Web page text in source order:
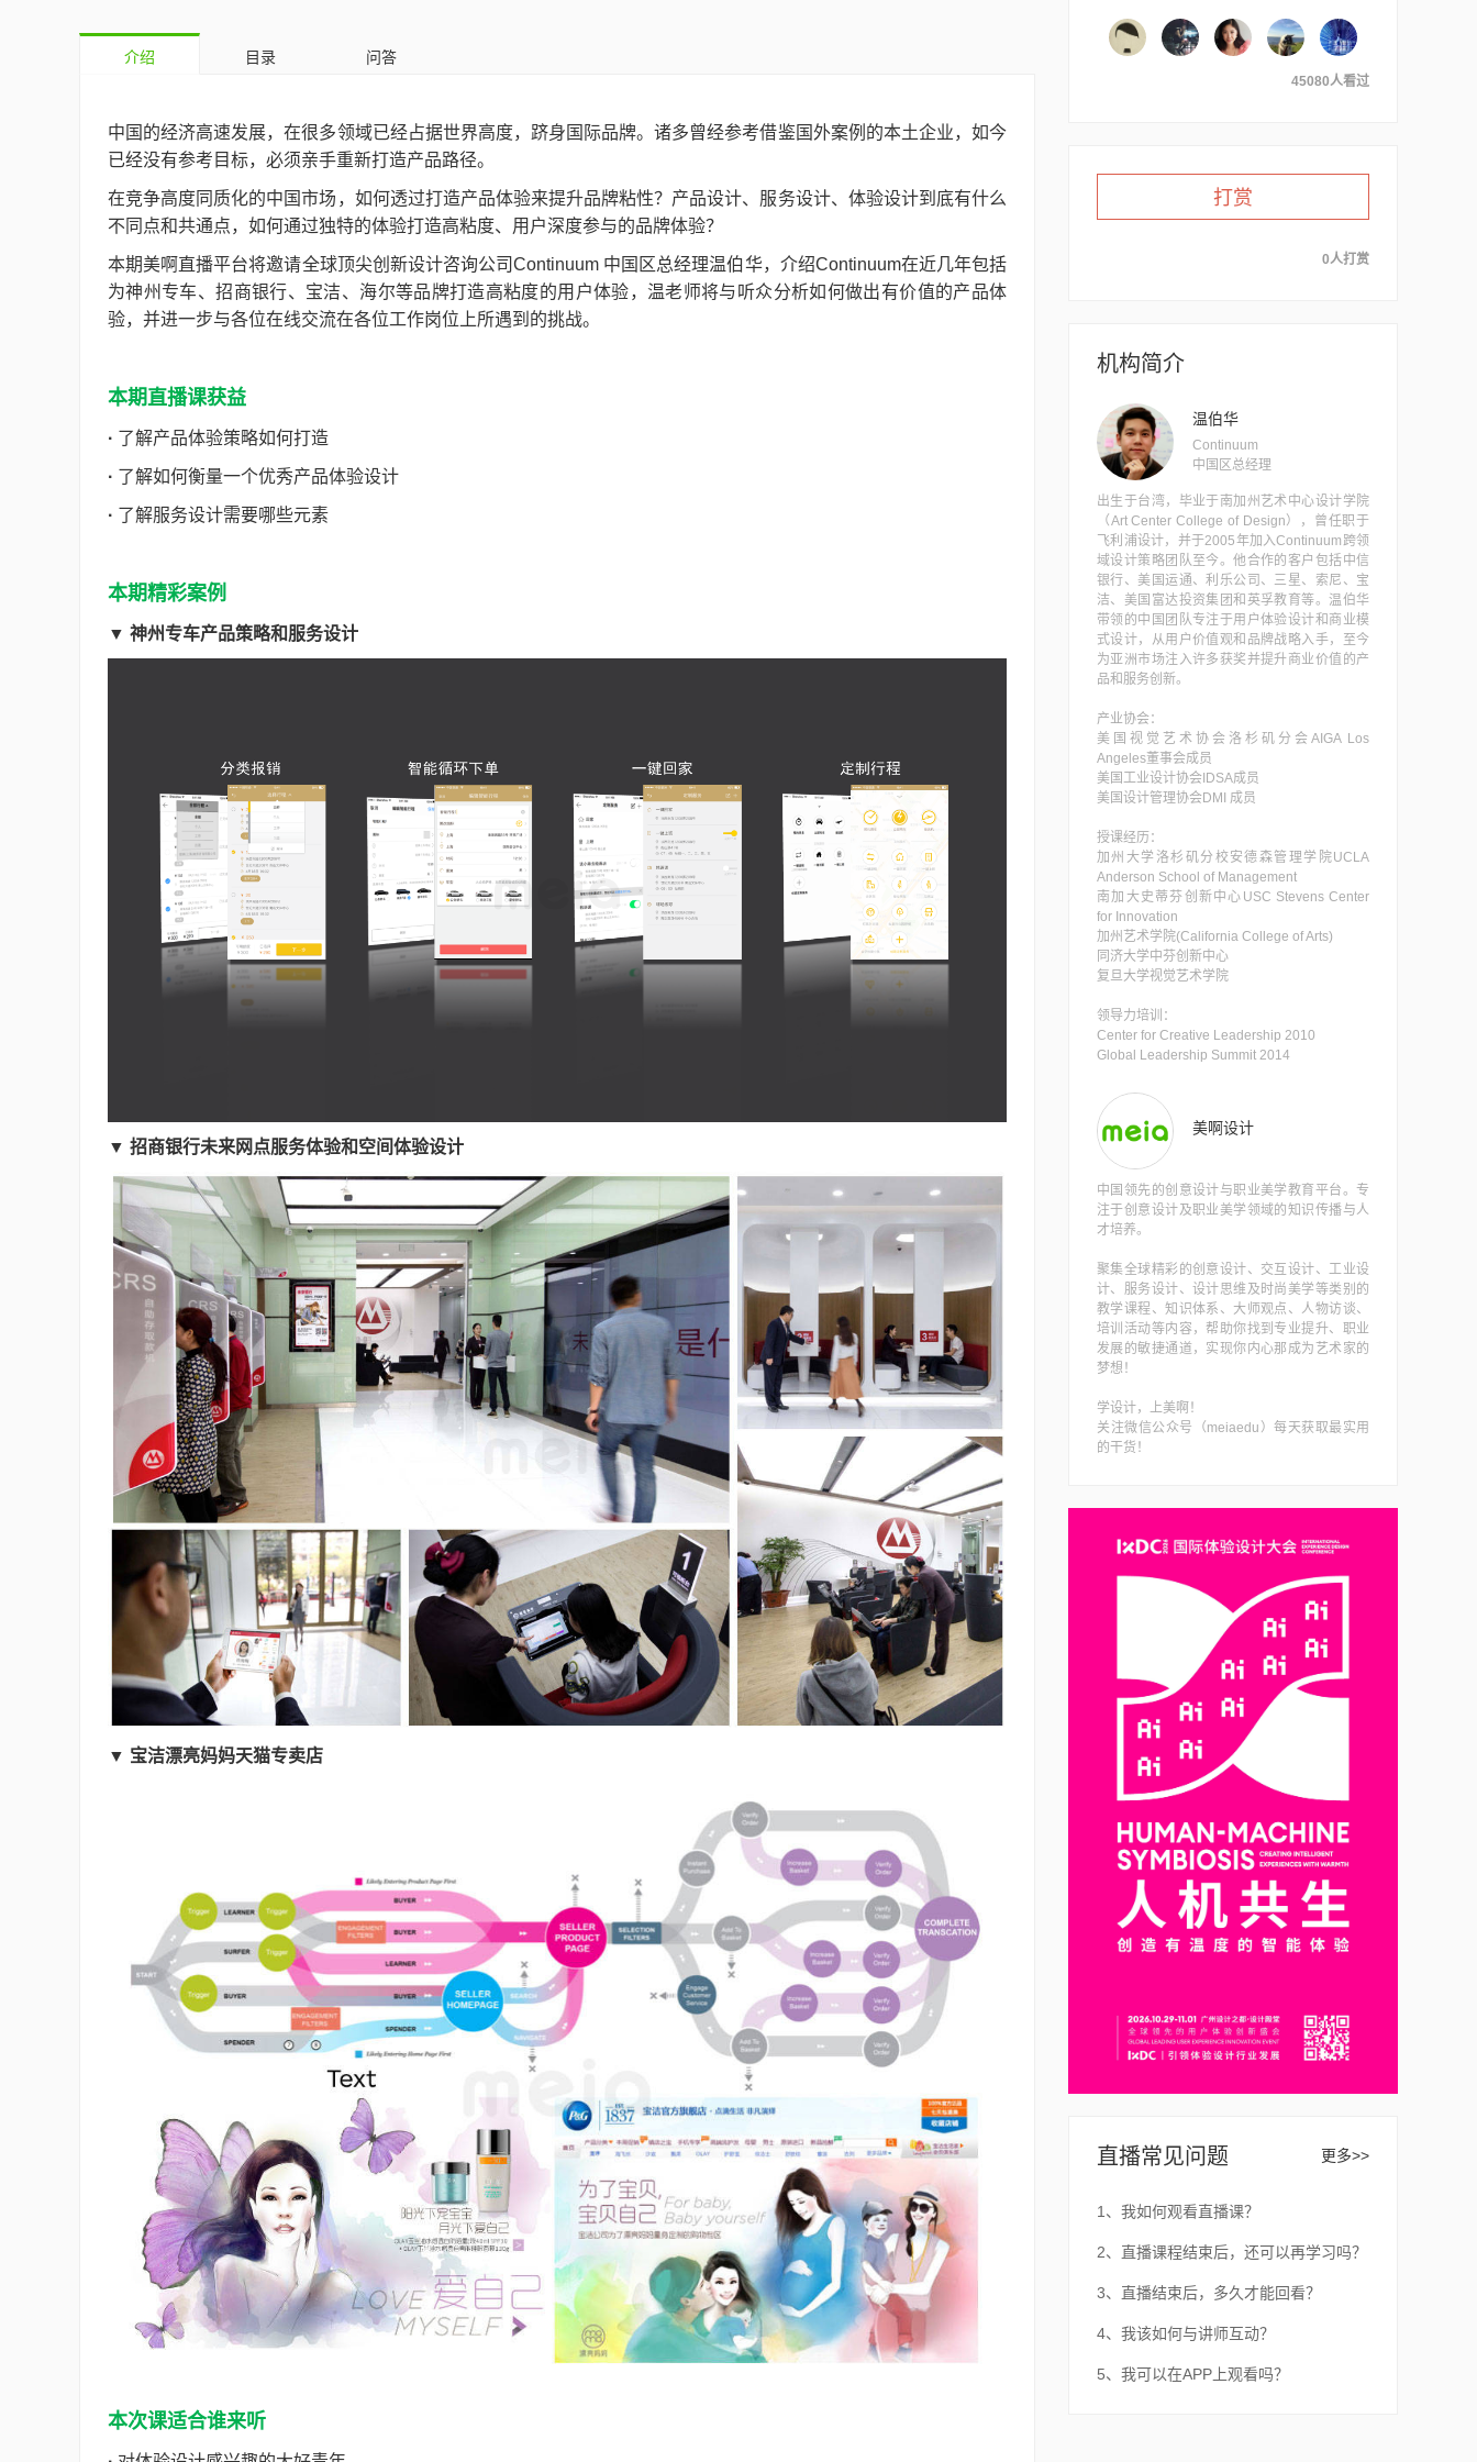
介绍 目录 问答
中国的经济高速发展，在很多领域已经占据世界高度，跻身国际品牌。诸多曾经参考借鉴国外案例的本土企业，如今
已经没有参考目标，必须亲手重新打造产品路径。
在竞争高度同质化的中国市场，如何透过打造产品体验来提升品牌粘性？产品设计、服务设计、体验设计到底有什么
不同点和共通点，如何通过独特的体验打造高粘度、用户深度参与的品牌体验？
本期美啊直播平台将邀请全球顶尖创新设计咨询公司Continuum 中国区总经理温伯华，介绍Continuum在近几年包括
为神州专车、招商银行、宝洁、海尔等品牌打造高粘度的用户体验，温老师将与听众分析如何做出有价值的产品体
验，并进一步与各位在线交流在各位工作岗位上所遇到的挑战。
本期直播课获益
· 了解产品体验策略如何打造
· 了解如何衡量一个优秀产品体验设计
· 了解服务设计需要哪些元素
本期精彩案例
▼ 神州专车产品策略和服务设计
▼ 招商银行未来网点服务体验和空间体验设计
▼ 宝洁漂亮妈妈天猫专卖店
本次课适合谁来听
45080人看过
打赏
0人打赏
机构简介
温伯华
Continuum
中国区总经理
出生于台湾，毕业于南加州艺术中心设计学院
（Art Center College of Design），曾任职于
飞利浦设计，并于2005年加入Continuum跨领
域设计策略团队至今。他合作的客户包括中信
银行、美国运通、利乐公司、三星、索尼、宝
洁、美国富达投资集团和英孚教育等。温伯华
带领的中国团队专注于用户体验设计和商业模
式设计，从用户价值观和品牌战略入手，至今
为亚洲市场注入许多获奖并提升商业价值的产
品和服务创新。
产业协会：
美国视觉艺术协会洛杉矶分会AIGA Los
Angeles董事会成员
美国工业设计协会IDSA成员
美国设计管理协会DMI 成员
授课经历：
加州大学洛杉矶分校安德森管理学院UCLA
Anderson School of Management
南加大史蒂芬创新中心USC Stevens Center
for Innovation
加州艺术学院(California College of Arts)
同济大学中芬创新中心
复旦大学视觉艺术学院
领导力培训：
Center for Creative Leadership 2010
Global Leadership Summit 2014
美啊设计
中国领先的创意设计与职业美学教育平台。专
注于创意设计及职业美学领域的知识传播与人
才培养。
聚集全球精彩的创意设计、交互设计、工业设
计、服务设计、设计思维及时尚美学等类别的
教学课程、知识体系、大师观点、人物访谈、
培训活动等内容，帮助你找到专业提升、职业
发展的敏捷通道，实现你内心那成为艺术家的
梦想！
学设计，上美啊！
关注微信公众号（meiaedu）每天获取最实用
的干货！
直播常见问题 更多>>
1、我如何观看直播课？
2、直播课程结束后，还可以再学习吗？
3、直播结束后，多久才能回看？
4、我该如何与讲师互动？
5、我可以在APP上观看吗？